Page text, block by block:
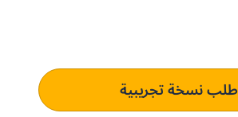
طلب نسخة تجريبية